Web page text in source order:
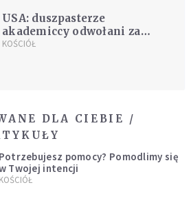
USA: duszpasterze
akademiccy odwołani za
popieranie LGBTQ
KOŚCIÓŁ
DLA CIEBIE /
Potrzebujesz pomocy? Pomodlimy się
Twojej intencji
KOŚCIÓŁ